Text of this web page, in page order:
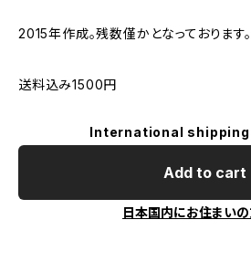
2015年作成。残数僅かとなっております。
送料込み1500円
International
Add to cart
日本国内にお住まい